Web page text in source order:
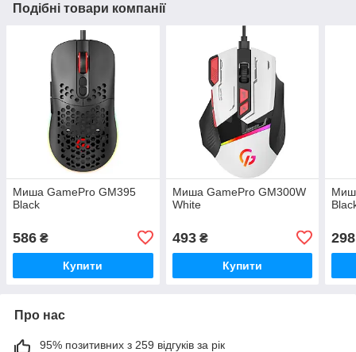
Подібні товари компанії
Миша GamePro GM395
Black
586 ₴
Купити
Миша GamePro GM300W
White
493₴
Купити
298
Про нас
95% позитивних з 259 відгуків за рік